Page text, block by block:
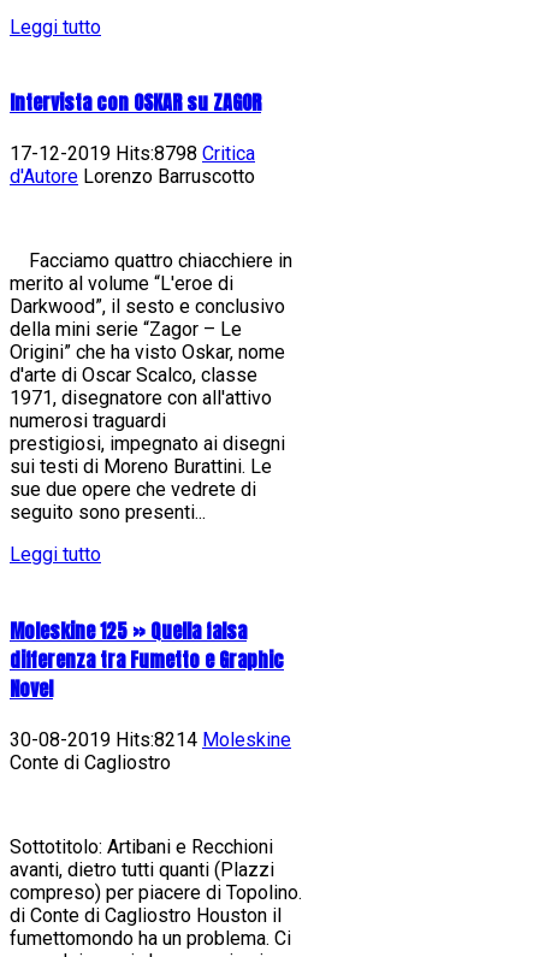
Leggi tutto
Intervista con OSKAR su ZAGOR
17-12-2019 Hits:8798 Critica
d'Autore Lorenzo Barruscotto
Facciamo quattro chiacchiere in
merito al volume “L'eroe di
Darkwood”, il sesto e conclusivo
della mini serie “Zagor – Le
Origini” che ha visto Oskar, nome
d'arte di Oscar Scalco, classe
1971, disegnatore con all'attivo
numerosi traguardi
prestigiosi, impegnato ai disegni
sui testi di Moreno Burattini. Le
sue due opere che vedrete di
seguito sono presenti...
Leggi tutto
Moleskine 125 » Quella falsa
differenza tra Fumetto e Graphic
Novel
30-08-2019 Hits:8214 Moleskine
Conte di Cagliostro
Sottotitolo: Artibani e Recchioni
avanti, dietro tutti quanti (Plazzi
compreso) per piacere di Topolino.
di Conte di Cagliostro Houston il
fumettomondo ha un problema. Ci